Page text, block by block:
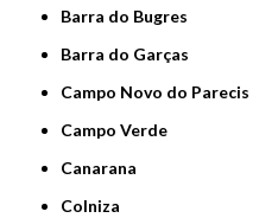
Barra do Bugres
Barra do Garças
Campo Novo do Parecis
Campo Verde
Canarana
Colniza